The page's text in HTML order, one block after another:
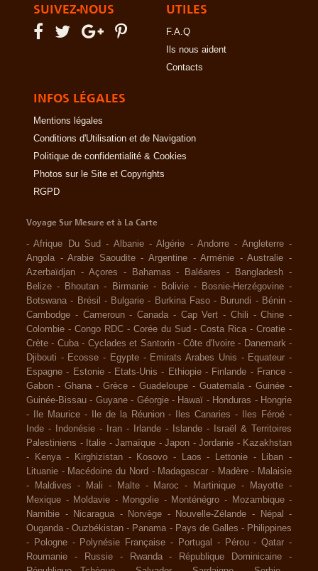
SUIVEZ-NOUS UTILES
F.A.Q
Ils nous aident
Contacts
INFOS LÉGALES
Mentions légales
Conditions d'Utilisation et de Navigation
Politique de confidentialité & Cookies
Photos sur le Site et Copyrights
RGPD
Voyage Sur Mesure et à La Carte
-Afrique Du Sud - Albanie -Algérie -Andorre - Angleterre -
Angola -Arabie Saoudite -Argentine -Arménie -Australie -
Azerbaïdjan - Açores - Bahamas - Baléares - Bangladesh -
Belize - Bhoutan - Birmanie - Bolivie - Bosnie-Herzégovine -
Botswana - Brésil - Bulgarie - Burkina Faso - Burundi - Bénin -
Cambodge - Cameroun - Canada - Cap Vert - Chili -Chine -
Colombie - Congo RDC - Corée du Sud -Costa Rica -Croatie -
Crète - Cuba - Cyclades et Santorin -Côte d'Ivoire - Danemark -
Djibouti - Ecosse - Egypte - Emirats Arabes Unis - Equateur -
Espagne - Estonie - Etats-Unis - Ethiopie - Finlande - France -
Gabon - Ghana - Grèce - Guadeloupe - Guatemala - Guinée -
Guinée-Bissau - Guyane - Géorgie - Hawaï - Honduras - Hongrie
-
Ile Maurice - Ile de la Réunion - Iles Canaries - Iles Féroé -
Inde - Indonésie - Iran - Irlande - Islande -
Israël & Territoires
Palestiniens - Italie - Jamaïque - Japon - Jordanie - Kazakhstan
-
Kenya - Kirghizistan - Kosovo - Laos - Lettonie - Liban -
Lituanie - Macédoine du Nord - Madagascar - Madère - Malaisie
-
Maldives - Mali - Malte - Maroc - Martinique - Mayotte -
Mexique - Moldavie - Mongolie - Monténégro - Mozambique -
Namibie - Nicaragua - Norvège - Nouvelle-Zélande - Népal
-
Ouganda -Ouzbékistan - Panama - Pays de Galles - Philippines
-
Pologne - Polynésie Française - Portugal - Pérou -Qatar -
Roumanie
- Russie - Rwanda - République Dominicaine
-